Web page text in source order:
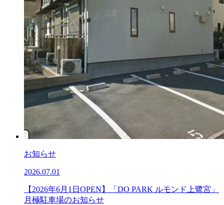
お知らせ
2026.07.01
【2026年6月1日OPEN】「DO PARK ルモンド上鷺宮」
月極駐車場のお知らせ